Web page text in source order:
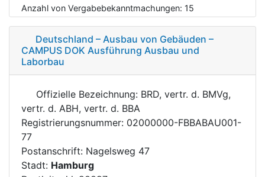
Anzahl von Vergabebekanntmachungen: 15
Deutschland – Ausbau von Gebäuden –
CAMPUS DOK Ausführung Ausbau und
Laborbau
Offizielle Bezeichnung: BRD, vertr. d. BMVg,
vertr. d. ABH, vertr. d. BBA
Registrierungsnummer: 02000000-FBBABAU001-
77
Postanschrift: Nagelsweg 47
Stadt: Hamburg